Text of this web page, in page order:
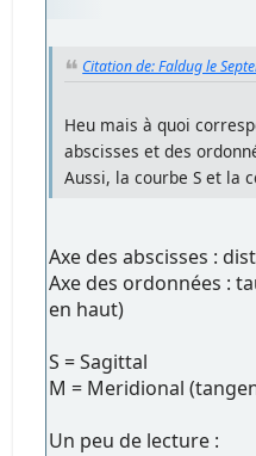
Citation de: Faldug le
Heu mais à quoi
abscisses et des
Aussi, la courbe S et la
Axe des abscisses :
Axe des ordonnées :
en haut)
S = Sagittal
M = Meridional
Un peu de lecture :